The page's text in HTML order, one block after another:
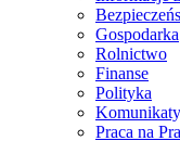
Gospodarka
Rolnictwo
Finanse
Polityka
Praca na